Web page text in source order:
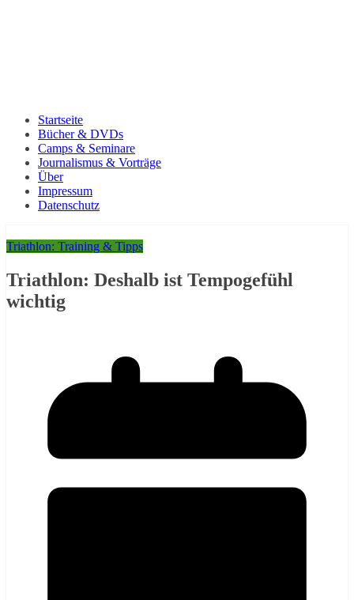
Startseite
Bücher & DVDs
Camps & Seminare
Journalismus & Vorträge
Über
Impressum
Datenschutz
Triathlon: Training & Tipps
Triathlon: Deshalb ist Tempogefühl
wichtig